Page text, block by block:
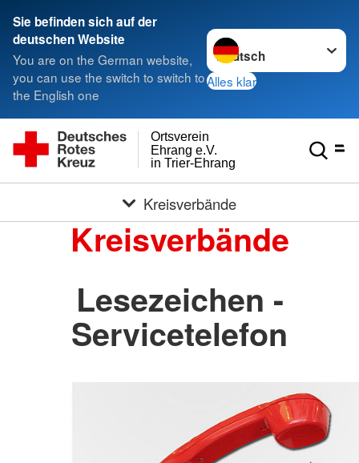
Sie befinden sich auf der
deutschen Website
You are on the German website,
you can use the switch to switch to
the English one
Sprache wechseln zu
Alles klar
in Trier-Ehrang
Ehrang e.V.
Ortsverein
Kreisverbände
Kreisverbände
Lesezeichen -
Servicetelefon